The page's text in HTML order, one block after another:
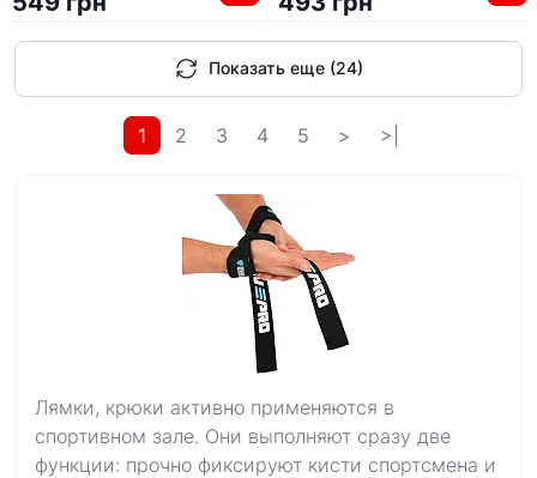
Показать еще (24)
1 2 3 4 5 > >|
Лямки, крюки активно применяются в
спортивном зале. Они выполняют сразу две
функции: прочно фиксируют кисти спортсмена и